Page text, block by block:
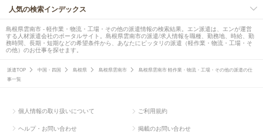
人気の検索インデックス
島根県雲南市 - 軽作業・物流・工場・その他の派遣情報の検索結果。エン派遣は、エンが運営
する人材派遣会社のポータルサイト。島根県雲南市の派遣/求人情報を職種、勤務地、時給、勤
務時間、長期・短期などの希望条件から、あなたにピッタリの派遣（軽作業・物流・工場・そ
の他）のお仕事を探せます。
派遣TOP 中国・四国 島根県 島根県雲南市
島根県雲南市 軽作業・物流・工場・その他の派遣の仕
事一覧
個人情報の取り扱いについて ご利用規約
ヘルプ・お問い合わせ 掲載のお問い合わせ